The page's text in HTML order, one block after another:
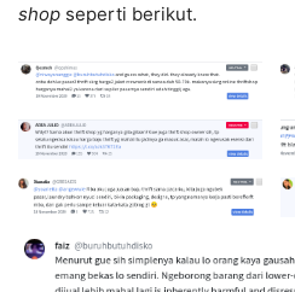
shop seperti berikut.